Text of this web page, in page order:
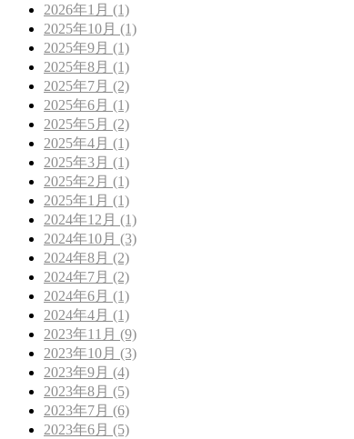
2026年1月 (1)
2025年10月 (1)
2025年9月 (1)
2025年8月 (1)
2025年7月 (2)
2025年6月 (1)
2025年5月 (2)
2025年4月 (1)
2025年3月 (1)
2025年2月 (1)
2025年1月 (1)
2024年12月 (1)
2024年10月 (3)
2024年8月 (2)
2024年7月 (2)
2024年6月 (1)
2024年4月 (1)
2023年11月 (9)
2023年10月 (3)
2023年9月 (4)
2023年8月 (5)
2023年7月 (6)
2023年6月 (5)